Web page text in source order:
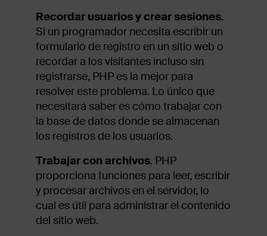
Recordar usuarios y crear sesiones.
Si un programador necesita escribir un
formulario de registro en un sitio web o
recordar a los visitantes incluso sin
registrarse, PHP es la mejor para
resolver este problema. Lo único que
necesitará saber es cómo trabajar con
la base de datos donde se almacenan
los registros de los usuarios.
Trabajar con archivos. PHP
proporciona funciones para leer, escribir
y procesar archivos en el servidor, lo
cual es útil para administrar el contenido
del sitio web.